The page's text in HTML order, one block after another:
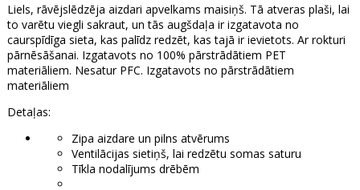
Liels, rāvējslēdzēja aizdari apvelkams maisiņš. Tā atveras plaši, lai
to varētu viegli sakraut, un tās augšdaļa ir izgatavota no
caurspīdīga sieta, kas palīdz redzēt, kas tajā ir ievietots. Ar rokturi
pārnēsāšanai. Izgatavots no 100% pārstrādātiem PET
materiāliem. Nesatur PFC. Izgatavots no pārstrādātiem
materiāliem
Detaļas:
Zipa aizdare un pilns atvērums
Ventilācijas sietiņš, lai redzētu somas saturu
Tīkla nodalījums drēbēm